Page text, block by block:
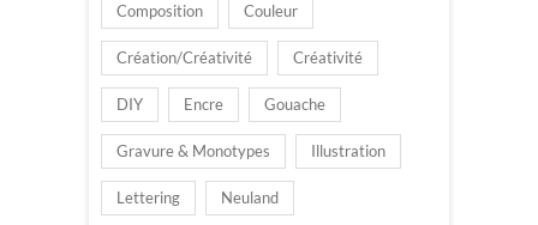
Composition Couleur
Création/Créativité Créativité
DIY Encre Gouache
Gravure & Monotypes Illustration
Lettering Neuland